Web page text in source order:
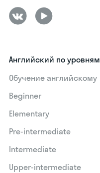
Английский по уровням
Обучение английскому
Beginner
Elementary
Pre-intermediate
Intermediate
Upper-intermediate